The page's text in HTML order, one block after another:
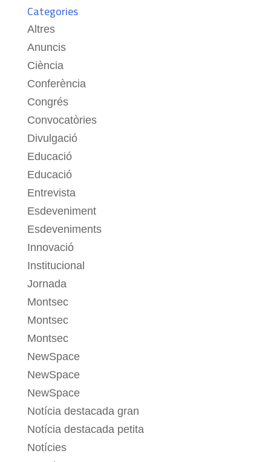
Categories
Altres
Anuncis
Ciència
Conferència
Congrés
Convocatòries
Divulgació
Educació
Educació
Entrevista
Esdeveniment
Esdeveniments
Innovació
Institucional
Jornada
Montsec
Montsec
Montsec
NewSpace
NewSpace
NewSpace
Notícia destacada gran
Notícia destacada petita
Notícies